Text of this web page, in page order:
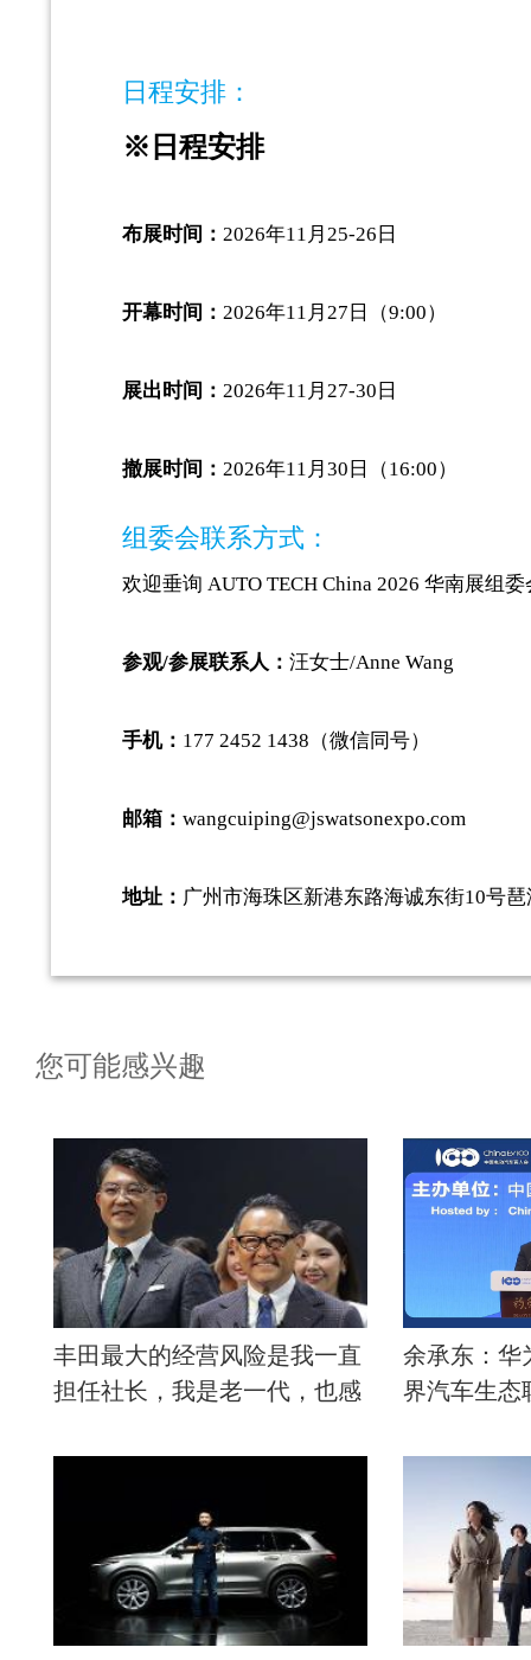
日程安排：
※日程安排
布展时间： 2026年11月25-26日
开幕时间： 2026年11月27日（9:00）
展出时间： 2026年11月27-30日
撤展时间： 2026年11月30日（16:00）
组委会联系方式：
欢迎垂询 AUTO TECH China 2026 华南展组委
参观/参展联系人： 汪女士/Anne Wang
手机： 177 2452 1438（微信同号）
邮箱： wangcuiping@jswatsonexpo.com
地址： 广州市海珠区新港东路海诚东街10号
您可能感兴趣
丰田最大的经营风险是我一直
担任社长，我是老一代，也感
为有必要在新时代引退。
余承东：华
界汽车生态